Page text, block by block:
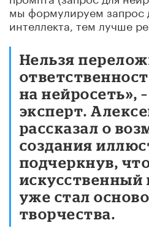
мы формулируем запрос
интеллекта, тем лучше
Нельзя
на нейросеть»,
эксперт.
рассказал о
создания
подчеркнув,
искусственный
уже стал
творчества.